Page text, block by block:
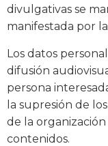
divulgativas se
manifestada por
Los datos
difusión
persona
la supresión de
de la
contenidos.